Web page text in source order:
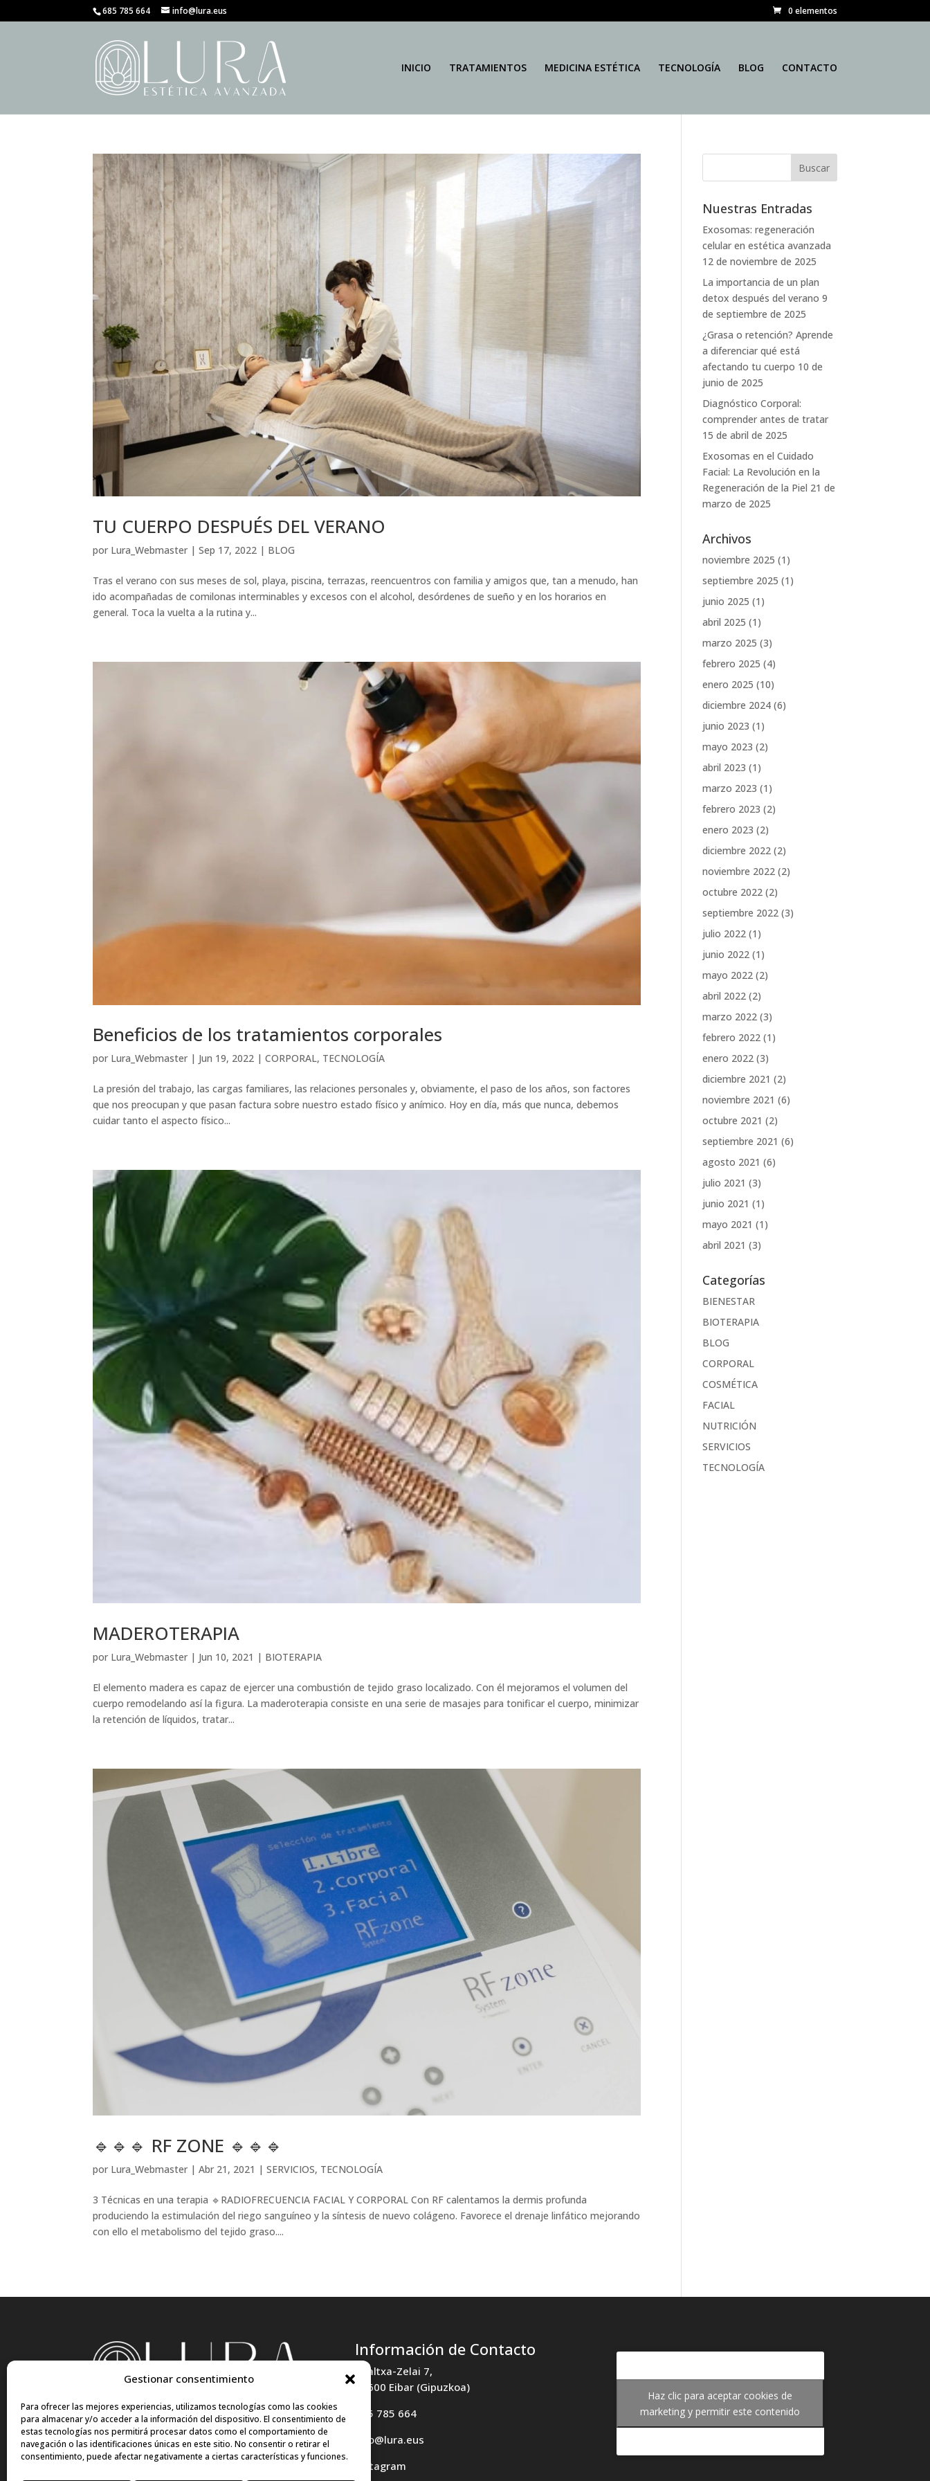
Gestionar consentimiento
Para ofrecer las mejores experiencias, utilizamos tecnologías como las cookies
para almacenar y/o acceder a la información del dispositivo. El consentimiento de
estas tecnologías nos permitirá procesar datos como el comportamiento de
navegación o las identificaciones únicas en este sitio. No consentir o retirar el
consentimiento, puede afectar negativamente a ciertas características y funciones.
685 785 664 info@lura.eus 0 elementos
INICIO TRATAMIENTOS MEDICINA ESTÉTICA TECNOLOGÍA BLOG CONTACTO
TU CUERPO DESPUÉS DEL VERANO
por Lura_Webmaster |Sep 17, 2022 | BLOG
Tras el verano con sus meses de sol, playa, piscina, terrazas, reencuentros con familia y amigos que, tan a menudo, han
ido acompañadas de comilonas interminables y excesos con el alcohol, desórdenes de sueño y en los horarios en
general. Toca la vuelta a la rutina y...
Beneficios de los tratamientos corporales
por Lura_Webmaster | Jun 19, 2022 |CORPORAL, TECNOLOGÍA
La presión del trabajo, las cargas familiares, las relaciones personales y, obviamente, el paso de los años, son factores
que nos preocupan y que pasan factura sobre nuestro estado físico y anímico. Hoy en día, más que nunca, debemos
cuidar tanto el aspecto físico...
MADEROTERAPIA
por Lura_Webmaster | Jun 10, 2021 | BIOTERAPIA
El elemento madera es capaz de ejercer una combustión de tejido graso localizado. Con él mejoramos el volumen del
cuerpo remodelando así la figura. La maderoterapia consiste en una serie de masajes para tonificar el cuerpo, minimizar
la retención de líquidos, tratar...
🔹🔹🔹 RF ZONE 🔹🔹🔹
por Lura_Webmaster |Abr 21, 2021 |SERVICIOS, TECNOLOGÍA
3 Técnicas en una terapia 🔹RADIOFRECUENCIA FACIAL Y CORPORAL Con RF calentamos la dermis profunda
produciendo la estimulación del riego sanguíneo y la síntesis de nuevo colágeno. Favorece el drenaje linfático mejorando
con ello el metabolismo del tejido graso....
Nuestras Entradas
Exosomas: regeneración
celular en estética avanzada
12 de noviembre de 2025
La importancia de un plan
detox después del verano 9
de septiembre de 2025
¿Grasa o retención? Aprende
a diferenciar qué está
afectando tu cuerpo 10 de
junio de 2025
Diagnóstico Corporal:
comprender antes de tratar
15 de abril de 2025
Exosomas en el Cuidado
Facial: La Revolución en la
Regeneración de la Piel 21 de
marzo de 2025
Archivos
noviembre 2025 (1)
septiembre 2025 (1)
junio 2025 (1)
abril 2025 (1)
marzo 2025 (3)
febrero 2025 (4)
enero 2025 (10)
diciembre 2024 (6)
junio 2023 (1)
mayo 2023 (2)
abril 2023 (1)
marzo 2023 (1)
febrero 2023 (2)
enero 2023 (2)
diciembre 2022 (2)
noviembre 2022 (2)
octubre 2022 (2)
septiembre 2022 (3)
julio 2022 (1)
junio 2022 (1)
mayo 2022 (2)
abril 2022 (2)
marzo 2022 (3)
febrero 2022 (1)
enero 2022 (3)
diciembre 2021 (2)
noviembre 2021 (6)
octubre 2021 (2)
septiembre 2021 (6)
agosto 2021 (6)
julio 2021 (3)
junio 2021 (1)
mayo 2021 (1)
abril 2021 (3)
Categorías
BIENESTAR
BIOTERAPIA
BLOG
CORPORAL
COSMÉTICA
FACIAL
NUTRICIÓN
SERVICIOS
TECNOLOGÍA
Información de Contacto
Txaltxa-Zelai 7,
20600 Eibar (Gipuzkoa)
685 785 664
info@lura.eus
Instagram
Haz clic para aceptar cookies de
marketing y permitir este contenido